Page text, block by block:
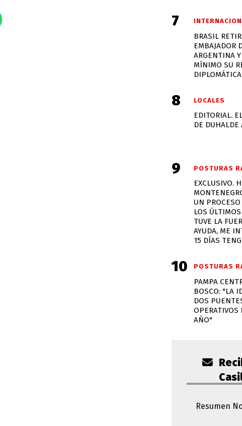
BRASIL
EMBAJADOR
ARGENTINA
MÍNIMO SU
DIPLOMÁTICA
EDITORIAL.
DE DUHALDE
LOCALES
EXCLUSIVO.
UN
LOS
TUVE LA
AYUDA, ME
15 DÍAS
POSTURAS
PAMPA
BOSCO: "LA
DOS
OPERATIVOS
AÑO"
POSTURAS
Resumen